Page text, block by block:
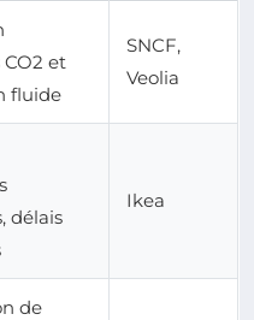
et
fluide
SNCF,
Veolia
délais
Ikea
de